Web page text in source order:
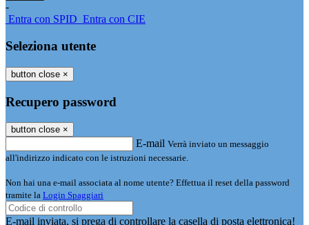
-
Entra con SPID Entra con CIE
Seleziona utente
button close ×
Recupero password
button close ×
E-mail Verrà inviato un messaggio
all'indirizzo indicato con le istruzioni necessarie.
Non hai una e-mail associata al nome utente? Effettua il reset della password
tramite la Login Spaggiari
E-mail inviata, si prega di controllare la casella di posta elettronica!